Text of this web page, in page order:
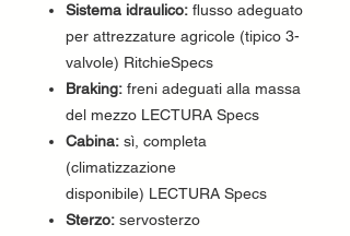
Sistema idraulico: flusso adeguato
per attrezzature agricole (tipico 3-
valvole) RitchieSpecs
Braking: freni adeguati alla massa
del mezzo LECTURA Specs
Cabina: sì, completa
(climatizzazione
disponibile) LECTURA Specs
Sterzo: servosterzo